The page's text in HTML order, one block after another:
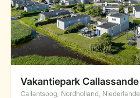
Vakantiepark Callassande
Callantsoog, Nordholland, Niederlande